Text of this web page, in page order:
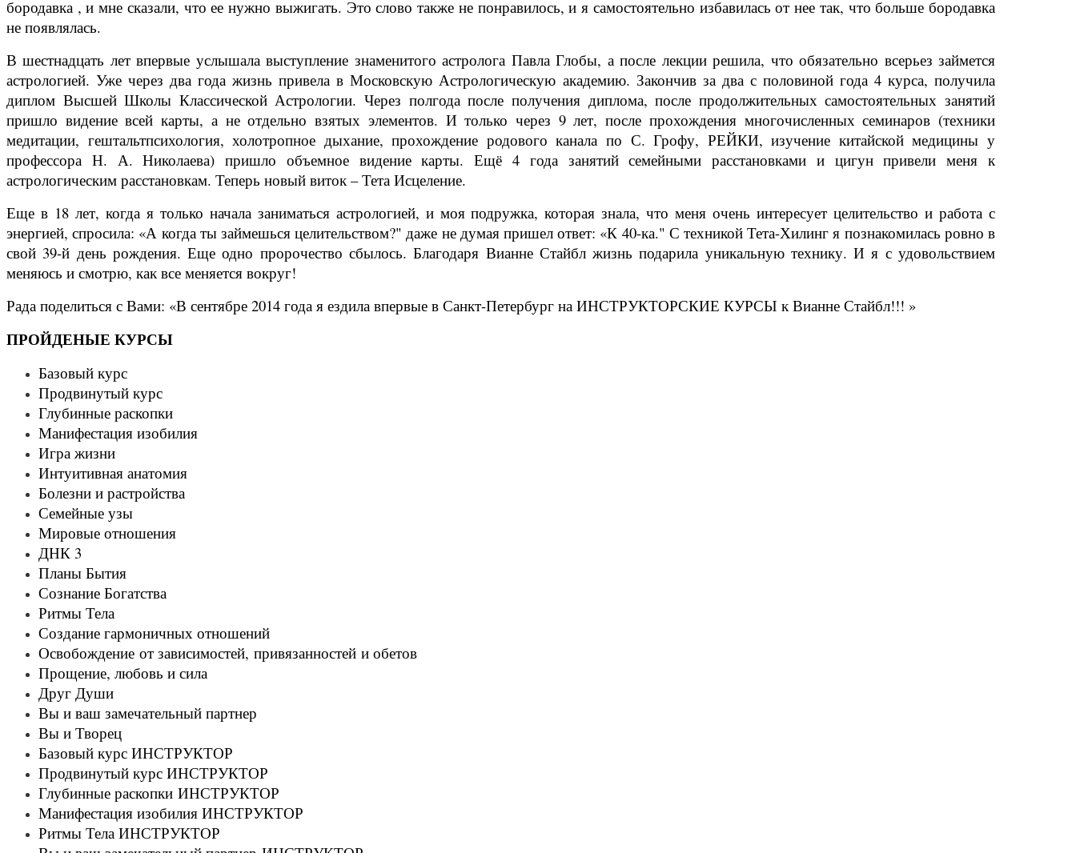
бородавка , и мне сказали, что ее нужно выжигать. Это слово также не понравилось, и я самостоятельно избавилась от нее так, что больше бородавка
не появлялась.
В шестнадцать лет впервые услышала выступление знаменитого астролога Павла Глобы, а после лекции решила, что обязательно всерьез займется
астрологией. Уже через два года жизнь привела в Московскую Астрологическую академию. Закончив за два с половиной года 4 курса, получила
диплом Высшей Школы Классической Астрологии. Через полгода после получения диплома, после продолжительных самостоятельных занятий
пришло видение всей карты, а не отдельно взятых элементов. И только через 9 лет, после прохождения многочисленных семинаров (техники
медитации, гештальтпсихология, холотропное дыхание, прохождение родового канала по С. Грофу, РЕЙКИ, изучение китайской медицины у
профессора Н. А. Николаева) пришло объемное видение карты. Ещё 4 года занятий семейными расстановками и цигун привели меня к
астрологическим расстановкам. Теперь новый виток – Тета Исцеление.
Еще в 18 лет, когда я только начала заниматься астрологией, и моя подружка, которая знала, что меня очень интересует целительство и работа с
энергией, спросила: «А когда ты займешься целительством?" даже не думая пришел ответ: «К 40-ка." С техникой Тета-Хилинг я познакомилась ровно в
свой 39-й день рождения. Еще одно пророчество сбылось. Благодаря Вианне Стайбл жизнь подарила уникальную технику. И я с удовольствием
меняюсь и смотрю, как все меняется вокруг!
Рада поделиться с Вами: «В сентябре 2014 года я ездила впервые в Санкт-Петербург на ИНСТРУКТОРСКИЕ КУРСЫ к Вианне Стайбл!!! »
ПРОЙДЕНЫЕ КУРСЫ
Базовый курс
Продвинутый курс
Глубинные раскопки
Манифестация изобилия
Игра жизни
Интуитивная анатомия
Болезни и растройства
Семейные узы
Мировые отношения
ДНК 3
Планы Бытия
Сознание Богатства
Ритмы Тела
Создание гармоничных отношений
Освобождение от зависимостей, привязанностей и обетов
Прощение, любовь и сила
Друг Души
Вы и ваш замечательный партнер
Вы и Творец
Базовый курс ИНСТРУКТОР
Продвинутый курс ИНСТРУКТОР
Глубинные раскопки ИНСТРУКТОР
Манифестация изобилия ИНСТРУКТОР
Ритмы Тела ИНСТРУКТОР